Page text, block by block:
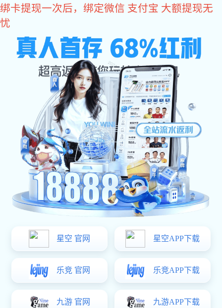
豪门国际
豪门国际:豪门国际
豪门国际:关于豪门国际
关于豪门国际
公司简介
企业愿景
豪门国际
核心品质
企业实力
研发团队
荣誉资质
组织架构
豪门国际:产品中心
产品中心
风电行业